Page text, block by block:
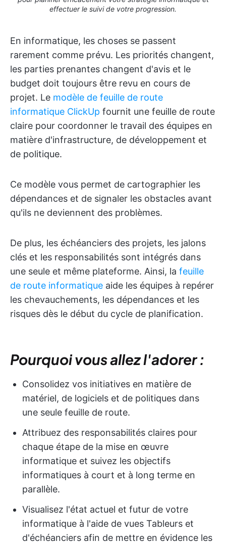
effectuer le suivi de votre progression.
En informatique, les choses se passent
rarement comme prévu. Les priorités changent,
les parties prenantes changent d'avis et le
budget doit toujours être revu en cours de
projet. Le modèle de feuille de route
informatique ClickUp fournit une feuille de route
claire pour coordonner le travail des équipes en
matière d'infrastructure, de développement et
de politique.
Ce modèle vous permet de cartographier les
dépendances et de signaler les obstacles avant
qu'ils ne deviennent des problèmes.
De plus, les échéanciers des projets, les jalons
clés et les responsabilités sont intégrés dans
une seule et même plateforme. Ainsi, la feuille
de route informatique aide les équipes à repérer
les chevauchements, les dépendances et les
risques dès le début du cycle de planification.
Pourquoi vous allez l'adorer :
Consolidez vos initiatives en matière de
matériel, de logiciels et de politiques dans
une seule feuille de route.
Attribuez des responsabilités claires pour
chaque étape de la mise en œuvre
informatique et suivez les objectifs
informatiques à court et à long terme en
parallèle.
Visualisez l'état actuel et futur de votre
informatique à l'aide de vues Tableurs et
d'échéanciers afin de mettre en évidence les